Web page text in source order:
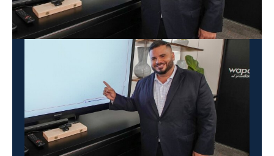
This content is currently unavailable with a DIRECTV
Package or Genre Pack.